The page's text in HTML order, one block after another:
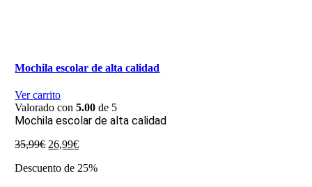
Mochila escolar de alta calidad
Ver carrito
Valorado con5.00 de 5
Mochila escolar de alta calidad
35,99€ El
original
26,99€El
actual
Descuento de 25%